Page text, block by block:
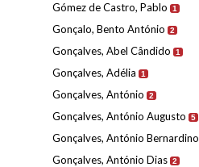
Gómez de Castro, Pablo 1
Gonçalo, Bento António 2
Gonçalves, Abel Cândido 1
Gonçalves, Adélia 1
Gonçalves, António 2
Gonçalves, António Augusto 5
Gonçalves, António Bernardino
Gonçalves, António Dias 2